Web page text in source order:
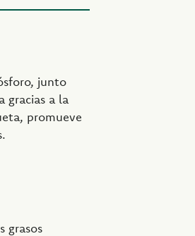
junto
gracias a la
promueve
grasos